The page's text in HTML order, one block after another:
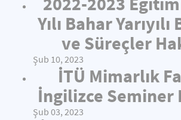
Yılı Bahar Yarıyılı
ve Süreçler
Şub 10, 2023
İTÜ Mimarlık
İngilizce Seminer
Şub 03, 2023